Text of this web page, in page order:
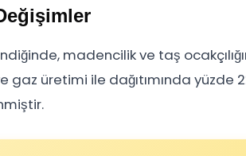
madencilik ve taş
üretimi ile dağıtımında yüzde